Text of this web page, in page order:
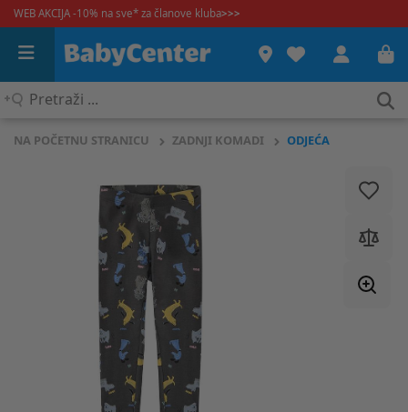
WEB AKCIJA -10% na sve* za članove kluba>>>
Pretraži
NA POČETNU STRANICU ZADNJI KOMADI ODJEĆA